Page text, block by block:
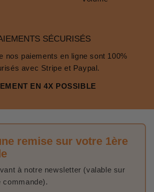
SÉCURISÉS
nos paiements en ligne sont 100%
avec Stripe et Paypal.
EN 4X POSSIBLE
remise sur votre 1ère
à notre newsletter (valable sur
commande).